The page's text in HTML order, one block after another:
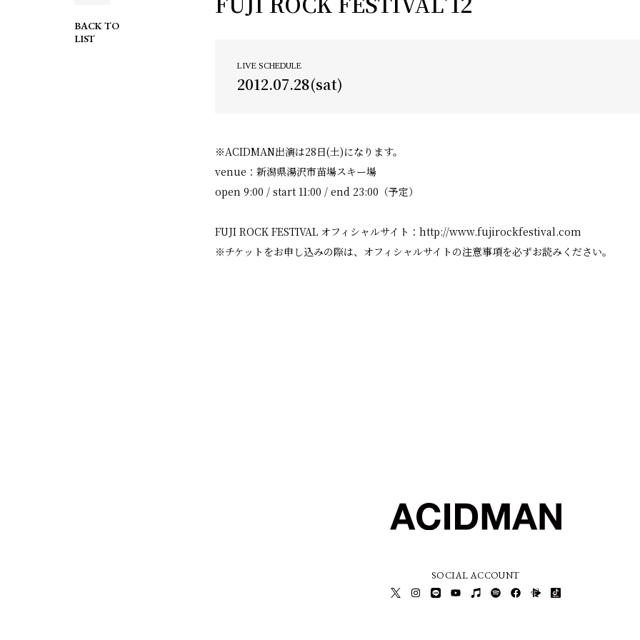
BACK TO
LIST
LIVE SCHEDULE
2012.07.28(sat)
※ACIDMAN出演は28日(土)になります。
venue：新潟県湯沢市苗場スキー場
open 9:00 / start 11:00 / end 23:00（予定）
FUJI ROCK FESTIVAL オフィシャルサイト： http://www.fujirockfestival.com
※チケットをお申し込みの際は、オフィシャルサイトの注意事項を必ずお読みください。
SOCIAL ACCOUNT